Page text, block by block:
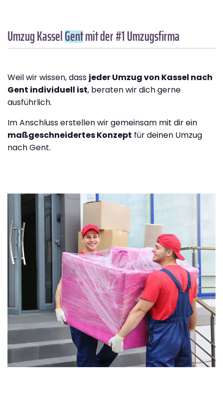
Umzug KasselGentmit der #1 Umzugsfirma
Weil wir wissen, dass jeder Umzug von Kassel nach
Gent individuell ist, beraten wir dich gerne
ausführlich.
Im Anschluss erstellen wir gemeinsam mit dir ein
maßgeschneidertes Konzept für deinen Umzug
nach Gent.